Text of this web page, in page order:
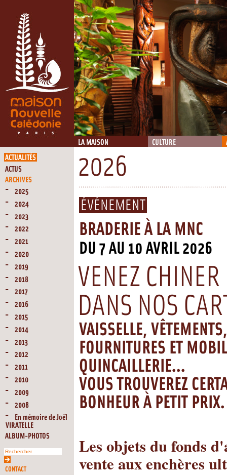
LA MAISON CULTURE
ACTUALITÉS
ACTUS
ARCHIVES
2025
2024
2023
2022
2021
2020
2019
2018
2017
2016
2015
2014
2013
2012
2011
2010
2009
2008
En mémoire de Joël
VIRATELLE
ALBUM-PHOTOS
CONTACT
2026
ÉVÉNEMENT
BRADERIE À LA MNC
DU 7 AU 10 AVRIL 2026
VENEZ CHINER
DANS NOS
VAISSELLE,
FOURNITURES ET
QUINCAILLERIE...
VOUS TROUVEREZ
BONHEUR À PETIT PRIX.
Les objets du fonds
vente aux enchères